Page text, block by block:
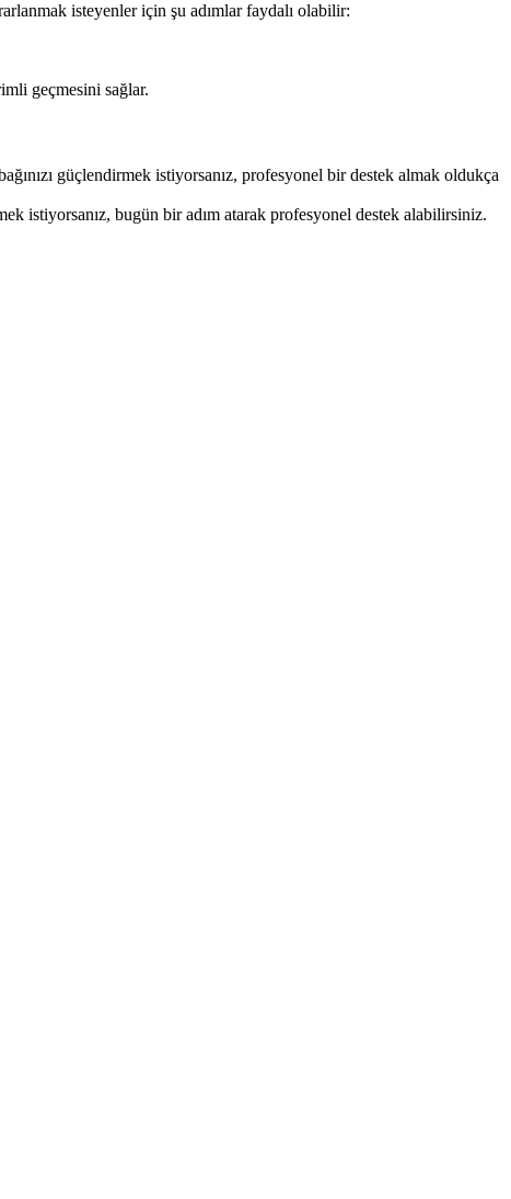
isteyenler için şu adımlar faydalı olabilir:
geçmesini sağlar.
güçlendirmek istiyorsanız, profesyonel bir destek almak oldukça
istiyorsanız, bugün bir adım atarak profesyonel destek alabilirsiniz.